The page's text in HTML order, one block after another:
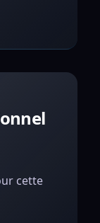
cette